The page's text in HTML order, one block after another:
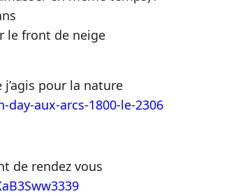
le front de neige
pour la nature
aux-arcs-1800-le-2306
de rendez vous